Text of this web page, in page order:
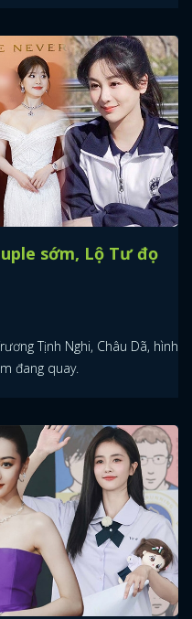
sớm, Lộ Tư đọ
Tịnh Nghi, Châu Dã, hình
đang quay.